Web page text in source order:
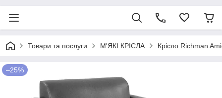
Товари та послуги М'ЯКІ КРІСЛА Крісло Richman
–25%